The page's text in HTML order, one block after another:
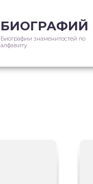
БИОГРАФИЙ
Биографии знаменитостей по
алфавиту